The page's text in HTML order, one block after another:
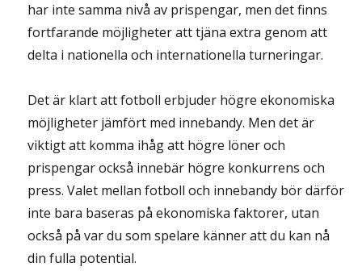
har inte samma nivå av prispengar, men det finns
fortfarande möjligheter att tjäna extra genom att
delta i nationella och internationella turneringar.
Det är klart att fotboll erbjuder högre ekonomiska
möjligheter jämfört med innebandy. Men det är
viktigt att komma ihåg att högre löner och
prispengar också innebär högre konkurrens och
press. Valet mellan fotboll och innebandy bör därför
inte bara baseras på ekonomiska faktorer, utan
också på var du som spelare känner att du kan nå
din fulla potential.